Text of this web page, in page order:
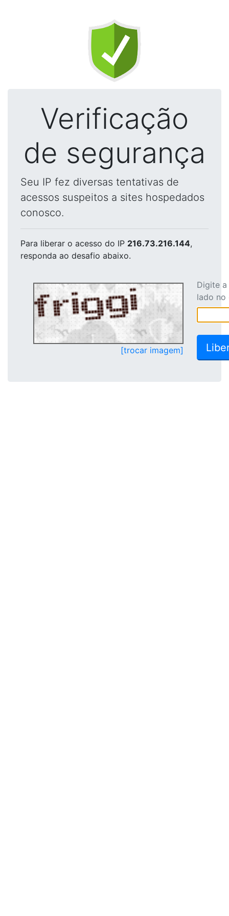
Verificação
de segurança
Seu IP fez diversas tentativas de
acessos suspeitos a sites hospedados
conosco.
Para liberar o acesso do IP 216.73.216.144,
responda ao desafio abaixo.
[trocar imagem]
Digite
lado no